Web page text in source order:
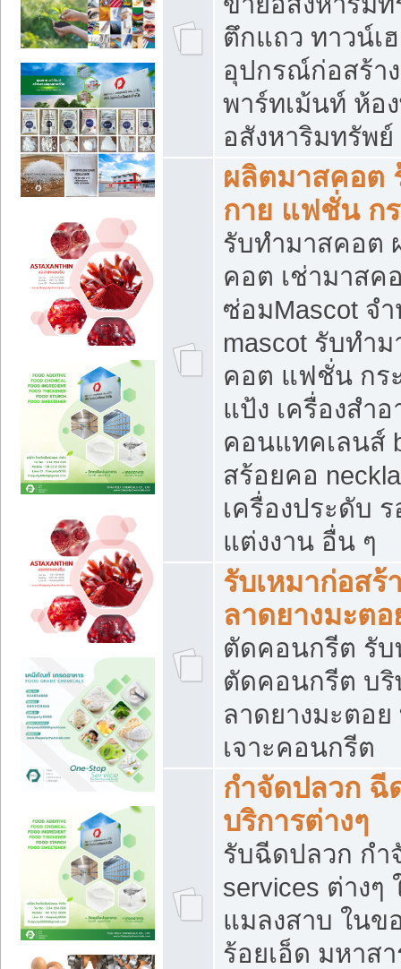
ตึกแถว ทาวน์เ
อุปกรณ์ก่อสร้า
พาร์ทเม้นท์ ห้อ
อสังหาริมทรัพ
ผลิตมาสคอต
กาย แฟชั่น กร
รับทำมาสคอต
คอต เช่ามาสค
ซ่อมMascot จ
mascot รับทำ
คอต แฟชั่น กระ
แป้ง เครื่องสำ
คอนแทคเลนส์
สร้อยคอ
เครื่องประดับ ร
แต่งงาน อื่น ๆ
รับเหมาก่อส
ลาดยางมะต
ตัดคอนกรีต รับ
ตัดคอนกรีต บริ
ลาดยางมะตอ
เจาะคอนกรีต
กำจัดปลวก ฉี
บริการต่างๆ
รับฉีดปลวก กำ
services ต่าง
แมลงสาบ ใน
ร้อยเอ็ด มหาส